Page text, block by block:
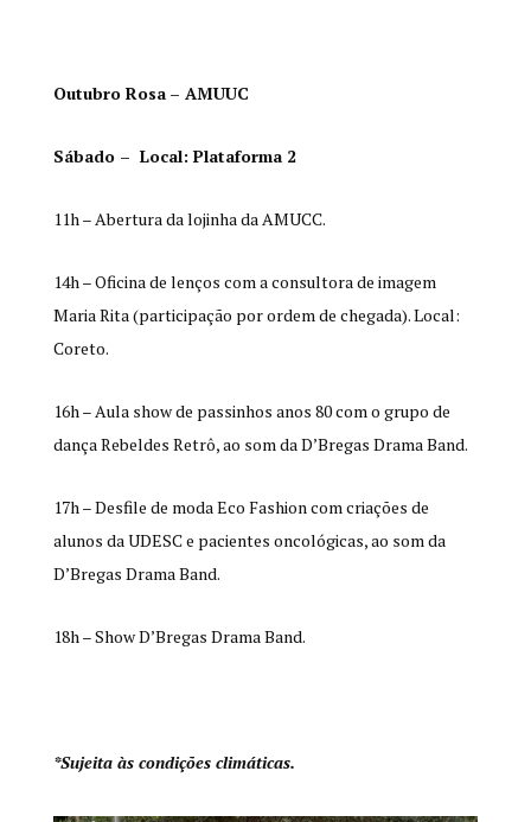
Outubro Rosa – AMUUC
Sábado – Local: Plataforma 2
11h – Abertura da lojinha da AMUCC.
14h – Oficina de lenços com a consultora de imagem
Maria Rita (participação por ordem de chegada). Local:
Coreto.
16h – Aula show de passinhos anos 80 com o grupo de
dança Rebeldes Retrô, ao som da D’Bregas Drama Band.
17h – Desfile de moda Eco Fashion com criações de
alunos da UDESC e pacientes oncológicas, ao som da
D’Bregas Drama Band.
18h – Show D’Bregas Drama Band.
*Sujeita às condições climáticas.